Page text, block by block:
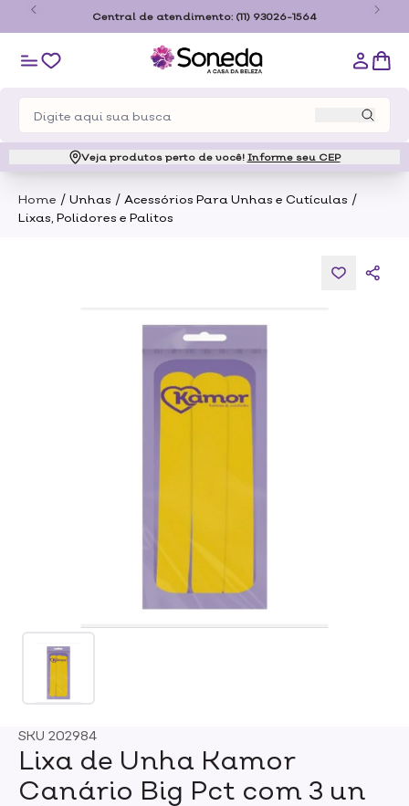
Central de atendimento: (11) 93026-1564
Veja produtos perto de você! Informe seu CEP
Home / Unhas / Acessórios Para Unhas e Cutículas /
Lixas, Polidores e Palitos
SKU 202984
Lixa de Unha Kamor
Canário Big Pct com 3 un